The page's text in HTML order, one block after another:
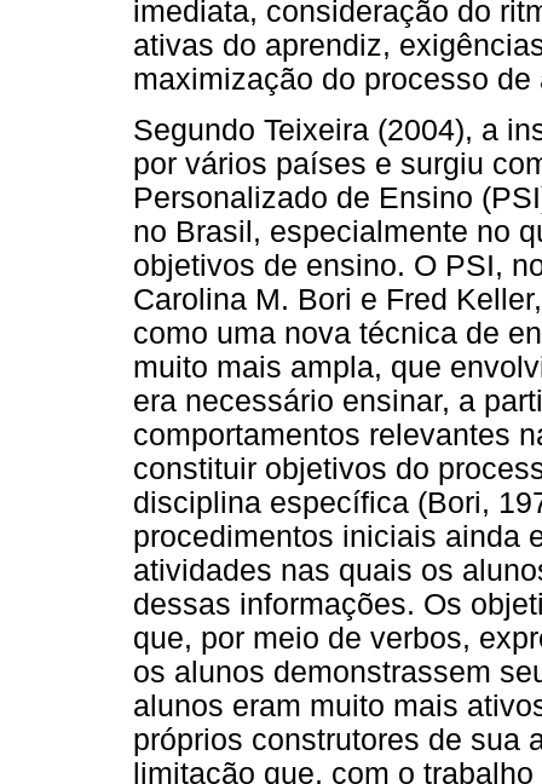
imediata, consideração do
ativas do aprendiz,
maximização do processo de
Segundo Teixeira (2004), a
por vários países e surgiu
Personalizado de Ensino
no Brasil, especialmente no
objetivos de ensino. O PSI,
Carolina M. Bori e Fred
como uma nova técnica de
muito mais ampla, que
era necessário ensinar, a
comportamentos relevantes
constituir objetivos do
disciplina específica (Bori,
procedimentos iniciais ainda
atividades nas quais os
dessas informações. Os
que, por meio de verbos,
os alunos demonstrassem
alunos eram muito mais
próprios construtores de sua
limitação que, com o